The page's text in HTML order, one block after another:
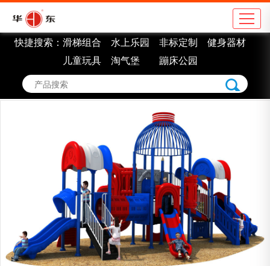
公司简介
组织架构
车间展示
企业认证
企业荣誉
快捷搜索： 滑梯组合 水上乐园 非标定制
健身器材
儿童玩具
淘气堡 蹦床公园